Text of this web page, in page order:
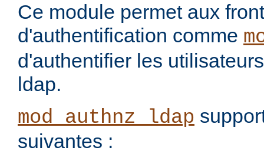
Ce module permet aux
d'authentification comme
d'authentifier les
ldap.
mod_authnz_ldap
suivantes :